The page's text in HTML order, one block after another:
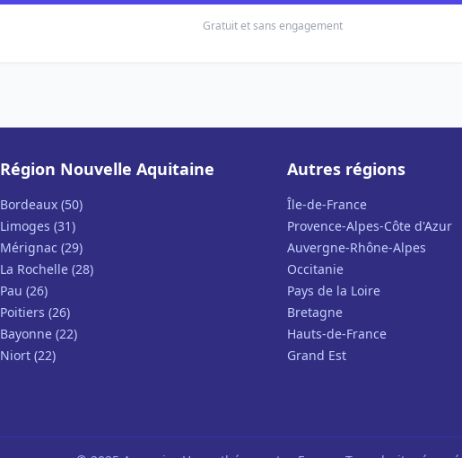
Gratuit et sans engagement
Région Nouvelle Aquitaine
Bordeaux (50)
Limoges (31)
Mérignac (29)
La Rochelle (28)
Pau (26)
Poitiers (26)
Bayonne (22)
Niort (22)
Autres régions
Île-de-France
Provence-Alpes-Côte d'Azur
Auvergne-Rhône-Alpes
Occitanie
Pays de la Loire
Bretagne
Hauts-de-France
Grand Est